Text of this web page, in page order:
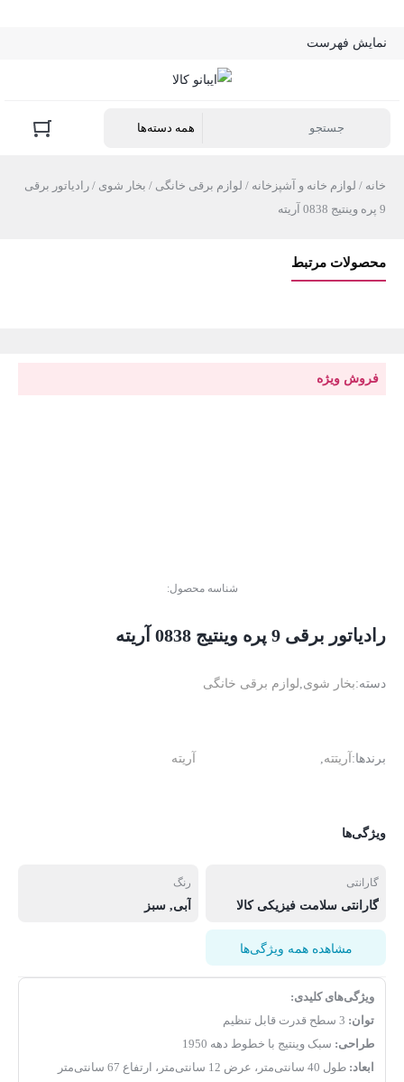
نمایش فهرست
خانه / لوازم خانه و آشپزخانه / لوازم برقی خانگی / بخار شوی / رادیاتور برقی
9 پره وینتیج 0838 آریته
محصولات مرتبط
فروش ویژه
شناسه محصول:
رادیاتور برقی 9 پره وینتیج 0838 آریته
دسته:بخار شوی لوازم برقی خانگی
برندها: آریتته آریته
ویژگی‌ها
گارانتی
گارانتی سلامت فیزیکی کالا
رنگ
آبی, سبز
مشاهده همه ویژگی‌ها
ویژگی‌های کلیدی:
توان:
طراحی: سبک وینتیج با خطوط دهه 1950
ابعاد: طول 40 سانتی‌متر، عرض 12 سانتی‌متر، ارتفاع 67 سانتی‌متر